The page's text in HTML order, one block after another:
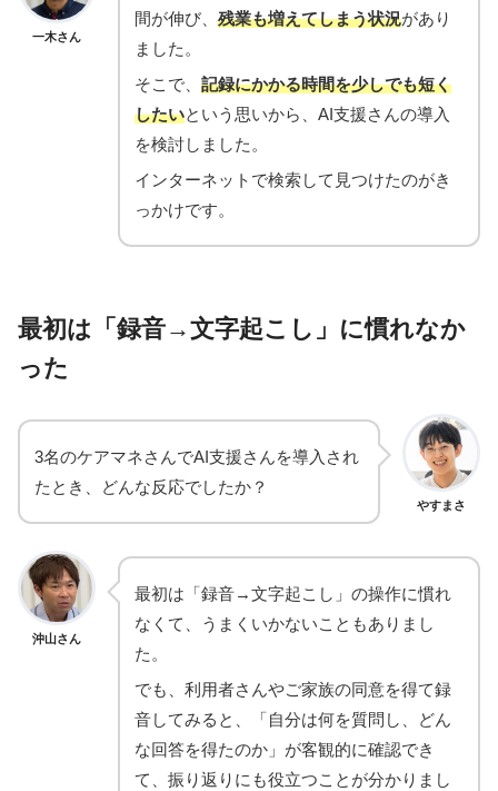
一木さん
間が伸び、 残業も増えてしまう状況があり
ました。
そこで、 記録にかかる時間を少しでも短く
したいという思いから、AI支援さんの導入
を検討しました。
インターネットで検索して見つけたのがき
っかけです。
最初は「録音→文字起こし」に慣れなか
った
やすまさ
3名のケアマネさんでAI支援さんを導入され
たとき、どんな反応でしたか？
沖山さん
最初は「録音→文字起こし」の操作に慣れ
なくて、うまくいかないこともありまし
た。
でも、利用者さんやご家族の同意を得て録
音してみると、「自分は何を質問し、どん
な回答を得たのか」が客観的に確認でき
て、振り返りにも役立つことが分かりまし